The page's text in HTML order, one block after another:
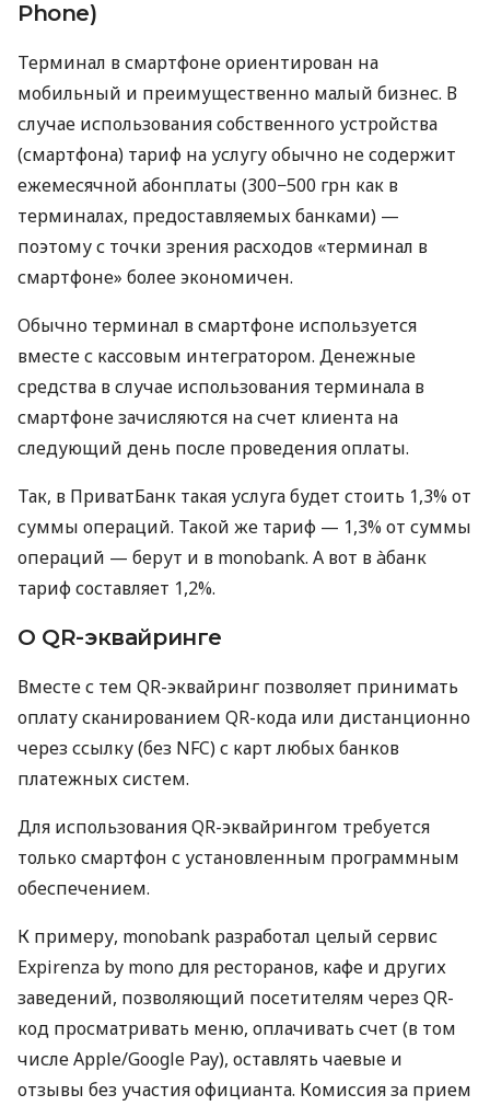
Phone)
Терминал в смартфоне ориентирован на
мобильный и преимущественно малый бизнес. В
случае использования собственного устройства
(смартфона) тариф на услугу обычно не содержит
ежемесячной абонплаты (300−500 грн как в
терминалах, предоставляемых банками) —
поэтому с точки зрения расходов «терминал в
смартфоне» более экономичен.
Обычно терминал в смартфоне используется
вместе с кассовым интегратором. Денежные
средства в случае использования терминала в
смартфоне зачисляются на счет клиента на
следующий день после проведения оплаты.
Так, в ПриватБанк такая услуга будет стоить 1,3% от
суммы операций. Такой же тариф — 1,3% от суммы
операций — берут и в monobank. А вот в àбанк
тариф составляет 1,2%.
О QR-эквайринге
Вместе с тем QR-эквайринг позволяет принимать
оплату сканированием QR-кода или дистанционно
через ссылку (без NFC) с карт любых банков
платежных систем.
Для использования QR-эквайрингом требуется
только смартфон с установленным программным
обеспечением.
К примеру, monobank разработал целый сервис
Expirenza by mono для ресторанов, кафе и других
заведений, позволяющий посетителям через QR-
код просматривать меню, оплачивать счет (в том
числе Apple/Google Pay), оставлять чаевые и
отзывы без участия официанта. Комиссия за прием